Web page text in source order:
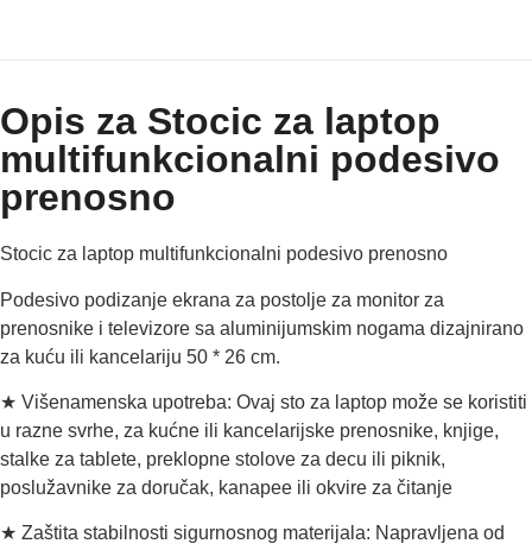
Opis za Stocic za laptop
multifunkcionalni podesivo
prenosno
Stocic za laptop multifunkcionalni podesivo prenosno
Podesivo podizanje ekrana za postolje za monitor za
prenosnike i televizore sa aluminijumskim nogama dizajnirano
za kuću ili kancelariju 50 * 26 cm.
★ Višenamenska upotreba: Ovaj sto za laptop može se koristiti
u razne svrhe, za kućne ili kancelarijske prenosnike, knjige,
stalke za tablete, preklopne stolove za decu ili piknik,
poslužavnike za doručak, kanapee ili okvire za čitanje
★ Zaštita stabilnosti sigurnosnog materijala: Napravljena od